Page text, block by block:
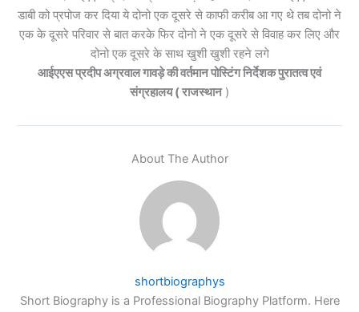
डाबी को प्रपोज कर दिया ये दोनो एक दूसरे से काफी करीब आ गए थे तब दोनो ने
एक के दूसरे परिवार से बात करके फिर दोनो ने एक दूसरे से विवाह कर लिए और
दोनो एक दूसरे के साथ खुशी खुशी रहने लगे
आईएएस प्रदीप अग्रवाल गावड़े की वर्तमान पोस्टिंग निर्देशक पुरातत्व एवं
संग्रहालय ( राजस्थान)
About The Author
shortbiographys
Short Biography is a Professional Biography Platform. Here